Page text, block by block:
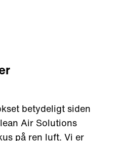
betydeligt siden
Air Solutions
på ren luft. Vi er